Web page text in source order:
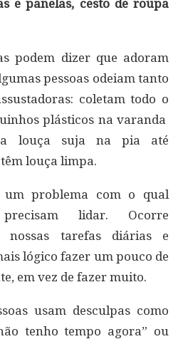
e panelas, cesto de roupa
podem dizer que adoram
pessoas odeiam tanto
coletam todo o
plásticos na varanda
louça suja na pia até
louça limpa.
um problema com o qual
lidar. Ocorre
nossas tarefas diárias e
lógico fazer um pouco de
em vez de fazer muito.
usam desculpas como
tenho tempo agora” ou